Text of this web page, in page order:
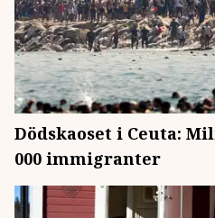
Dödskaoset i Ceuta:
000 immigranter